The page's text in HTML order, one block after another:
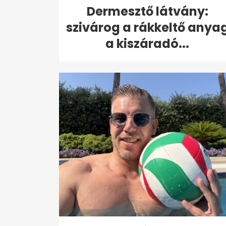
Dermesztő látvány:
szivárog a rákkeltő
a kiszáradó...